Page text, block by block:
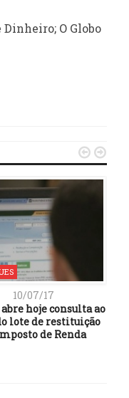
O Globo
10/07/17
hoje consulta ao
lote de restituição
de Renda
 